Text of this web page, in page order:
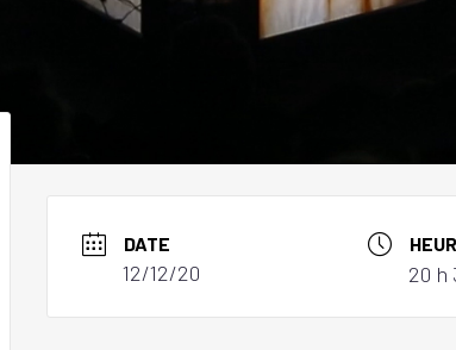
DATE
12/12/20 20 h